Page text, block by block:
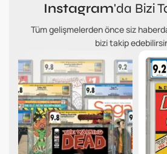
Instagram'da Bizi
Tüm gelişmelerden önce siz
bizi takip